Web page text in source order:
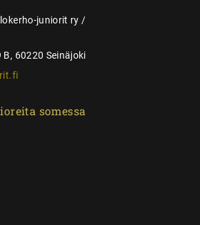
juniorit ry /
60220 Seinäjoki
somessa